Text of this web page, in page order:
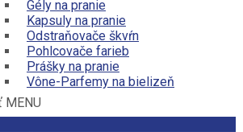
Gély na pranie
Kapsuly na pranie
Odstraňovače škvŕn
Pohlcovače farieb
Prášky na pranie
Vône-Parfemy na bielizeň
MENU